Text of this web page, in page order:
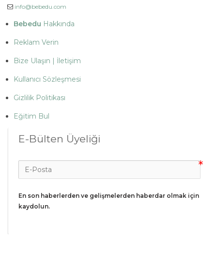
info@bebedu.com
Bebedu Hakkında
Reklam Verin
Bize Ulaşın | İletişim
Kullanıcı Sözleşmesi
Gizlilik Politikası
Eğitim Bul
E-Bülten Üyeliği
En son haberlerden ve gelişmelerden haberdar olmak için
kaydolun.